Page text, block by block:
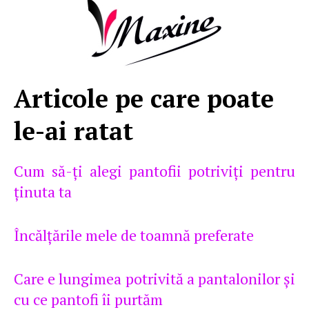
Articole pe care poate
le-ai ratat
Cum să-ţi alegi pantofii potriviţi pentru
ţinuta ta
Încălţările mele de toamnă preferate
Care e lungimea potrivită a pantalonilor şi
cu ce pantofi îi purtăm